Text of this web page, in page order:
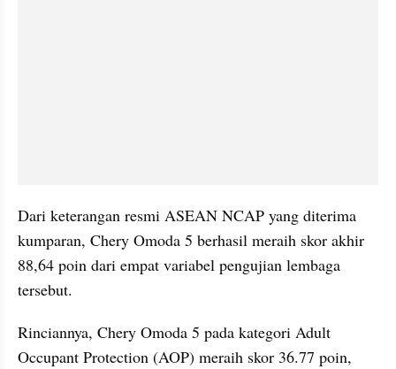
Dari keterangan resmi ASEAN NCAP yang diterima
kumparan, Chery Omoda 5 berhasil meraih skor akhir
88,64 poin dari empat variabel pengujian lembaga
tersebut.
Rinciannya, Chery Omoda 5 pada kategori Adult
Occupant Protection (AOP) meraih skor 36.77 poin,